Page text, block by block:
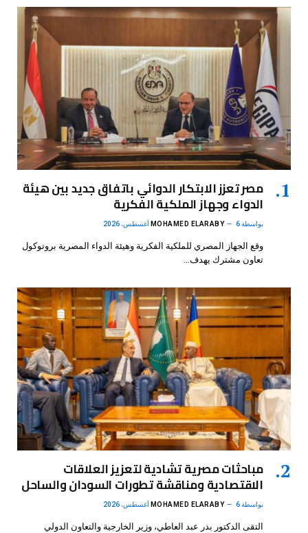
مصر تعزز الابتكار الدوائي باتفاق جديد بين هيئة
الدواء وجهاز الملكية الفكرية
بواسطة MOHAMED ELARABY 6 أغسطس، 2026
وقع الجهاز المصري للملكية الفكرية وهيئة الدواء المصرية بروتوكول
تعاون مشترك يهدف…
مباحثات مصرية تشادية لتعزيز العلاقات
الاقتصادية ومناقشة تطورات السودان والساحل
بواسطة MOHAMED ELARABY 6 أغسطس، 2026
التقى الدكتور بدر عبد العاطي، وزير الخارجية والتعاون الدولي